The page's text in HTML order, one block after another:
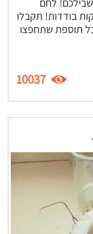
בודדות! תקבלו
תוספת שתחפצו
10037